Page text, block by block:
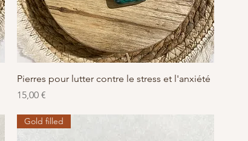
Aperçu rapide
Pierres pour lutter contre le stress et l'anxiété
Prix
15,00 €
Gold filled